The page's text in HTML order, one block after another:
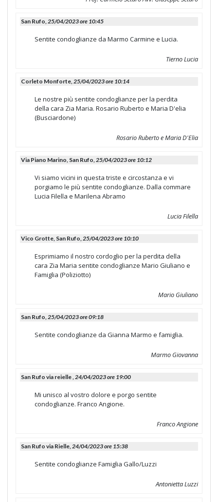
San Rufo,25/04/2023 ore 10:45
Sentite condoglianze da Marmo Carmine e Lucia.
Tierno Lucia
Corleto Monforte,25/04/2023 ore 10:14
Le nostre più sentite condoglianze per la perdita
della cara Zia Maria. Rosario Ruberto e Maria D'elia
(Busciardone)
Rosario Ruberto e Maria D'Elia
Via Piano Marino, San Rufo,25/04/2023 ore 10:12
Vi siamo vicini in questa triste e circostanza e vi
porgiamo le più sentite condoglianze. Dalla commare
Lucia Filella e Marilena Abramo
Lucia Filella
Vico Grotte, San Rufo,25/04/2023 ore 10:10
Esprimiamo il nostro cordoglio per la perdita della
cara Zia Maria sentite condoglianze Mario Giuliano e
Famiglia (Poliziotto)
Mario Giuliano
San Rufo,25/04/2023 ore 09:18
Sentite condoglianze da Gianna Marmo e famiglia.
Marmo Giovanna
San Rufo via reielle ,24/04/2023 ore 19:00
Mi unisco al vostro dolore e porgo sentite
condoglianze. Franco Angione.
Franco Angione
San Rufo via Rielle,24/04/2023 ore 15:38
Sentite condoglianze Famiglia Gallo/Luzzi
Antonietta Luzzi